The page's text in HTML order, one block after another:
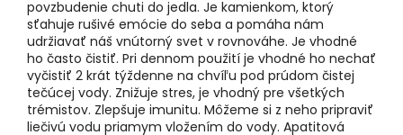
povzbudenie chuti do jedla. Je kamienkom, ktorý
sťahuje rušivé emócie do seba a pomáha nám
udržiavať náš vnútorný svet v rovnováhe. Je vhodné
ho často čistiť. Pri dennom použití je vhodné ho nechať
vyčistiť 2 krát týždenne na chvíľu pod prúdom čistej
tečúcej vody. Znižuje stres, je vhodný pre všetkých
trémistov. Zlepšuje imunitu. Môžeme si z neho pripraviť
liečivú vodu priamym vložením do vody. Apatitová